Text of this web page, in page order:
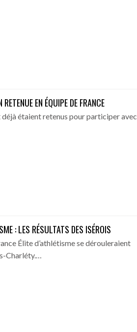
EN ÉQUIPE DE FRANCE
déjà étaient retenus pour participer avec
: LES RÉSULTATS DES ISÉROIS
Élite d’athlétisme se dérouleraient
Charléty.…